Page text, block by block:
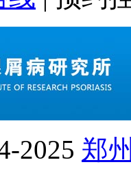
2025 郑